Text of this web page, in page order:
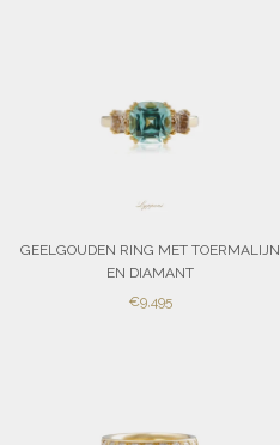
GEELGOUDEN RING MET TOERMALIJN
EN DIAMANT
SALE
€9,495